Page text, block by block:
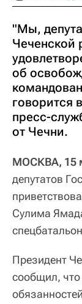
"Мы,
Чеченской
об
говорится
пресс-
от Чечни.
МОСКВА, 15
депутатов
Сулима
Президент
сообщил, что